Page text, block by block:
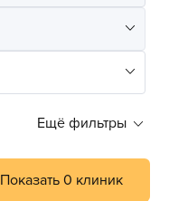
Ещё фильтры
Показать 0 клиник